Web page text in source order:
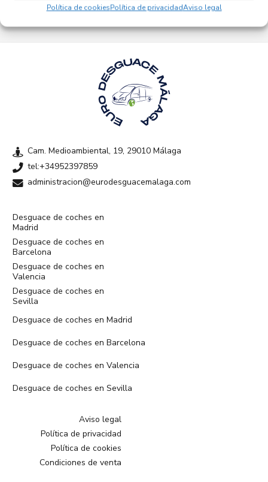
Política de cookiesPolítica de privacidadAviso legal
Cam. Medioambiental, 19, 29010 Málaga
tel:+34952397859
administracion@eurodesguacemalaga.com
Desguace de coches en
Madrid
Desguace de coches en
Barcelona
Desguace de coches en
Valencia
Desguace de coches en
Sevilla
Desguace de coches en Madrid
Desguace de coches en Barcelona
Desguace de coches en Valencia
Desguace de coches en Sevilla
Aviso legal
Política de privacidad
Política de cookies
Condiciones de venta